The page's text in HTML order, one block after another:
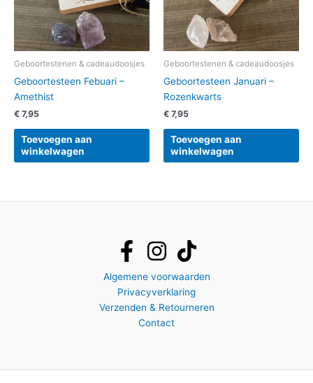
Geboortestenen & cadeaudoosjes
Geboortesteen Febuari –
Amethist
€ 7,95
Toevoegen aan
winkelwagen
Geboortestenen & cadeaudoosjes
Geboortesteen Januari –
Rozenkwarts
€ 7,95
Toevoegen aan
winkelwagen
Algemene voorwaarden
Privacyverklaring
Verzenden & Retourneren
Contact